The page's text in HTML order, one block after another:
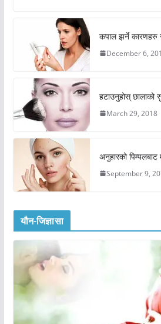
कपाल झर्ने कारणहरु
December 6,
हटाउनुहोस् छालाको
March 29, 2018
अनुहारको
September 9,
यौन-जिज्ञासा